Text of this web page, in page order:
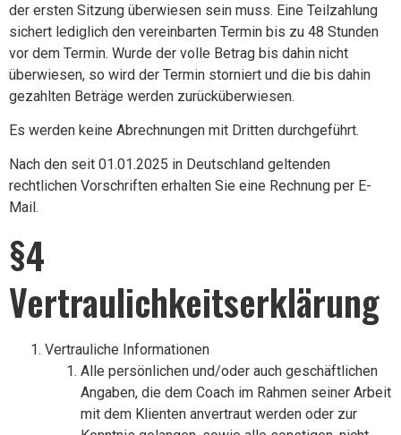
der ersten Sitzung überwiesen sein muss. Eine Teilzahlung
sichert lediglich den vereinbarten Termin bis zu 48 Stunden
vor dem Termin. Wurde der volle Betrag bis dahin nicht
überwiesen, so wird der Termin storniert und die bis dahin
gezahlten Beträge werden zurücküberwiesen.
Es werden keine Abrechnungen mit Dritten durchgeführt.
Nach den seit 01.01.2025 in Deutschland geltenden
rechtlichen Vorschriften erhalten Sie eine Rechnung per E-
Mail.
§4
Vertraulichkeitserklärung
Vertrauliche Informationen
Alle persönlichen und/oder auch geschäftlichen
Angaben, die dem Coach im Rahmen seiner Arbeit
mit dem Klienten anvertraut werden oder zur